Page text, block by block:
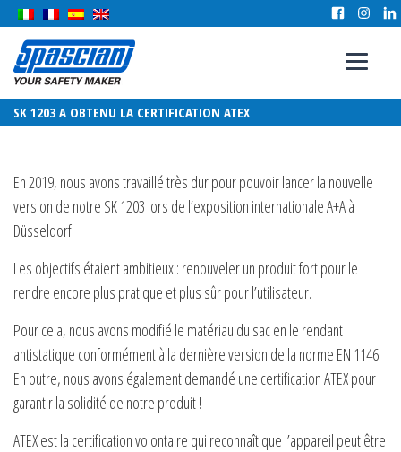
SK 1203 A OBTENU LA CERTIFICATION ATEX
En 2019, nous avons travaillé très dur pour pouvoir lancer la nouvelle
version de notre SK 1203 lors de l’exposition internationale A+A à
Düsseldorf.
Les objectifs étaient ambitieux : renouveler un produit fort pour le
rendre encore plus pratique et plus sûr pour l’utilisateur.
Pour cela, nous avons modifié le matériau du sac en le rendant
antistatique conformément à la dernière version de la norme EN 1146.
En outre, nous avons également demandé une certification ATEX pour
garantir la solidité de notre produit !
ATEX est la certification volontaire qui reconnaît que l’appareil peut être